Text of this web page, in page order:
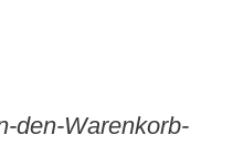
den-Warenkorb-